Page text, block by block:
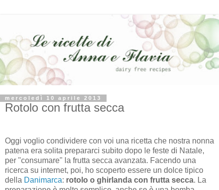
mercoledì 10 aprile 2013
Rotolo con frutta secca
Oggi voglio condividere con voi una ricetta che nostra nonna
patena era solita prepararci subito dopo le feste di Natale,
per "consumare" la frutta secca avanzata. Facendo una
ricerca su internet, poi, ho scoperto essere un dolce tipico
della Danimarca: rotolo o ghirlanda con frutta secca. La